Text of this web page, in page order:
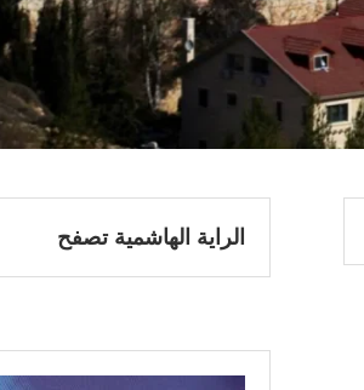
الراية الهاشمية تصفح